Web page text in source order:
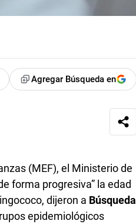
Agregar Búsqueda en
(MEF), el Ministerio de
forma progresiva” la edad
dijeron a Búsqueda
epidemiológicos